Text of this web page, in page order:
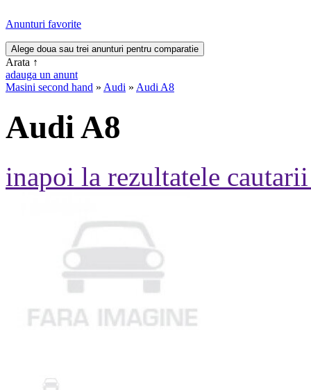
Anunturi favorite
Arata ↑
adauga un anunt
Masini second hand » Audi » Audi A8
Audi A8
inapoi la rezultatele